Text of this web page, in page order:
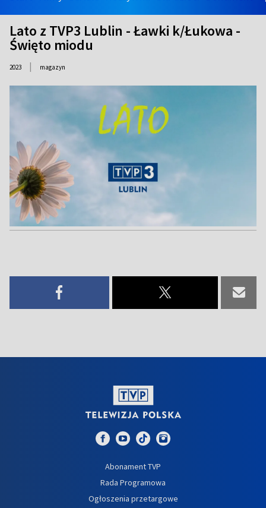
Lato z TVP3 Lublin - Ławki k/Łukowa -
Święto miodu
2023 | magazyn
Abonament TVP
Rada Programowa
Ogłoszenia przetargowe